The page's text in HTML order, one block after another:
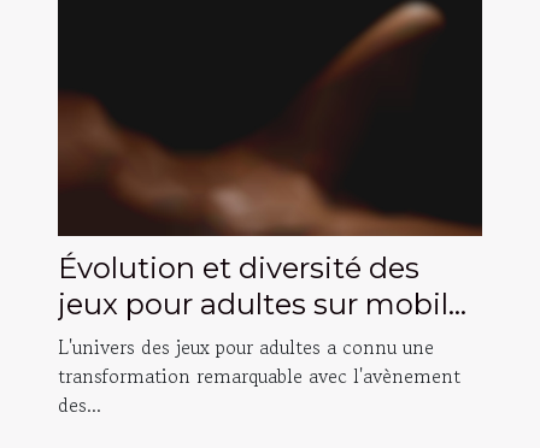
Évolution et diversité des
jeux pour adultes sur mobile
et PC
L'univers des jeux pour adultes a connu une
transformation remarquable avec l'avènement
des...